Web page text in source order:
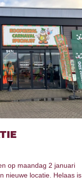
op maandag 2 januari
nieuwe locatie. Helaas is